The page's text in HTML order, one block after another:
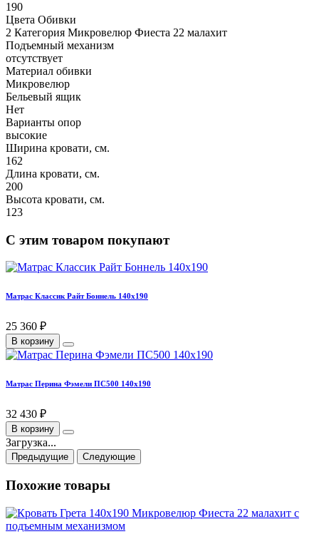
190
Цвета Обивки
2 Категория Микровелюр Фиеста 22 малахит
Подъемный механизм
отсутствует
Материал обивки
Микровелюр
Бельевый ящик
Нет
Варианты опор
высокие
Ширина кровати, см.
162
Длина кровати, см.
200
Высота кровати, см.
123
С этим товаром покупают
Матрас Классик Райт Боннель 140х190
25 360 ₽
В корзину
Матрас Перина Фэмели ПС500 140х190
32 430 ₽
В корзину
Загрузка...
Предыдущие Следующие
Похожие товары